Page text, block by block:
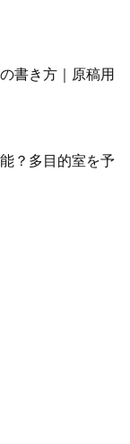
書き方｜原稿用
？多目的室を予